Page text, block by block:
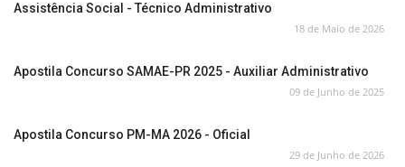
Assistência Social - Técnico Administrativo
18 de Maio de 2026
Apostila Concurso SAMAE-PR 2025 - Auxiliar Administrativo
09 de Junho de 2025
Apostila Concurso PM-MA 2026 - Oficial
29 de Junho de 2026